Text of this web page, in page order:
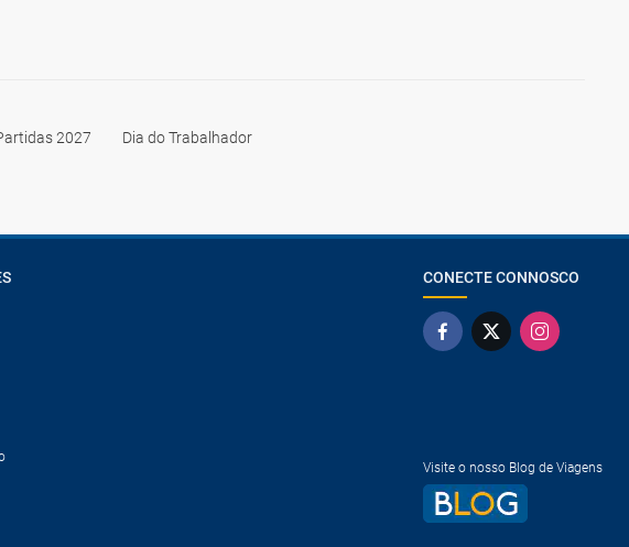
2027 Dia do Trabalhador
CONECTE CONNOSCO
Visite o nosso Blog de Viagens